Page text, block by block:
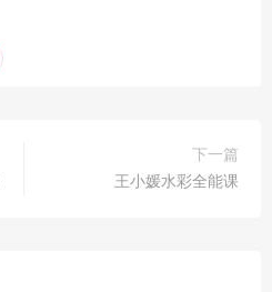
下一篇
王小媛水彩全能课